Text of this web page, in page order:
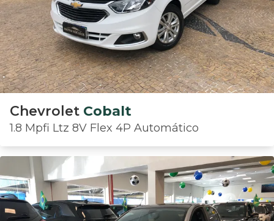
Chevrolet Cobalt
1.8 Mpfi Ltz 8V Flex 4P Automático